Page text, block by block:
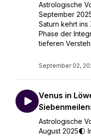
Astrologische
September
Saturn kehrt
Phase der
tieferen
September 02,
Venus in
Astrologische
August 2025🌓